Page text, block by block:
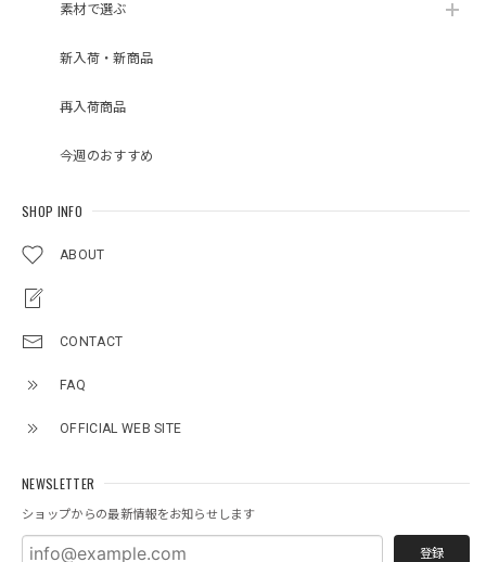
素材で選ぶ
新入荷・新商品
再入荷商品
今週のおすすめ
SHOP INFO
ABOUT
CONTACT
FAQ
OFFICIAL WEB SITE
NEWSLETTER
ショップからの最新情報をお知らせします
登録